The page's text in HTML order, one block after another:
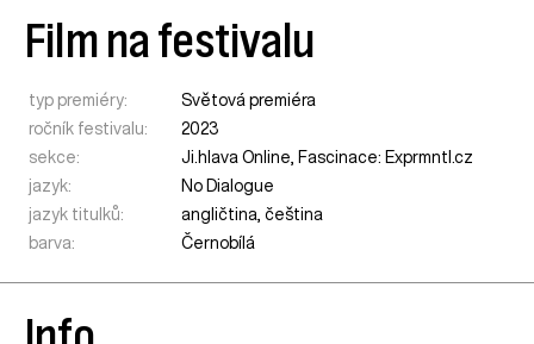
Film na festivalu
typ premiéry:
Světová premiéra
ročník festivalu:
2023
sekce:
Ji.hlava Online, Fascinace: Exprmntl.cz
jazyk:
No Dialogue
jazyk titulků:
angličtina, čeština
barva:
Černobílá